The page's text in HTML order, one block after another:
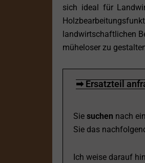
sich ideal für
landwirtschaftlichen
müheloser zu
➡ Ersatzteil
Sie suchen nach
Sie das
Ich weise darauf